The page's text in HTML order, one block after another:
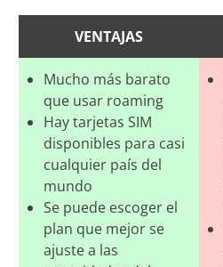
VENTAJAS
Mucho más barato
que usar roaming
Hay tarjetas SIM
disponibles para casi
cualquier país del
mundo
Se puede escoger el
plan que mejor se
ajuste a las